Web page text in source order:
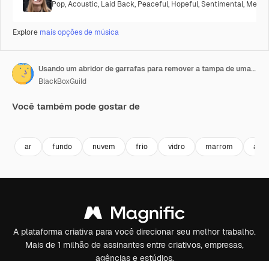
Pop,Acoustic, Laid Back, Peaceful, Hopeful,Sentimental,
Explore mais opções de música
Usando um abridor de garrafas para remover a tampa de uma garrafa de cerveja - vapor liberado
BlackBoxGuild
Você também pode gostar de
ar fundo nuvem frio vidro marrom
A plataforma criativa para você direcionar seu melhor trabalho.
Mais de 1 milhão de assinantes entre criativos, empresas,
agências e estúdios.